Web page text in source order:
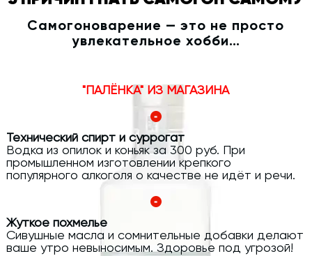
Самогоноварение — это не просто
увлекательное хобби…
"ПАЛЁНКА" ИЗ МАГАЗИНА
Технический спирт и суррогат
Водка из опилок и коньяк за 300 руб. При
промышленном изготовлении крепкого
популярного алкоголя о качестве не идёт и речи.
Жуткое похмелье
Сивушные масла и сомнительные добавки делают
ваше утро невыносимым. Здоровье под угрозой!